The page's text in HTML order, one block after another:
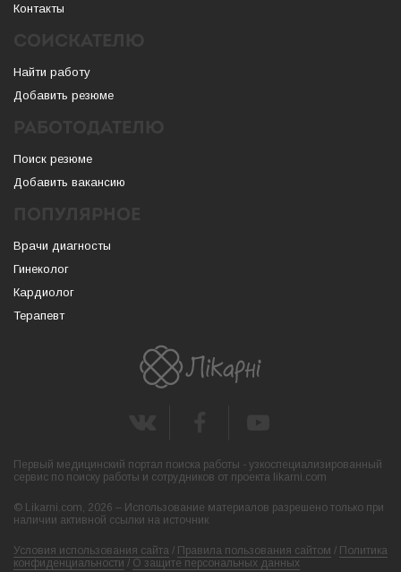
Контакты
Найти работу
Добавить резюме
Поиск резюме
Добавить вакансию
Врачи диагносты
Гинеколог
Кардиолог
Терапевт
Первый медицинский портал поиска работы - узкоспециализированный
сервис по поиску работы и сотрудников от проекта likarni.com
© Likarni.com, 2026 – Использование материалов разрешено только при
наличии активной ссылки на источник
Условия использования сайта / Правила пользования сайтом / Политика
конфиденциальности / О защите персональных данных